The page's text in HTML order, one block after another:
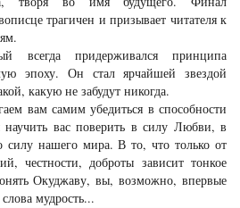
трагичен и призывает читателя к
всегда придерживался принципа
эпоху. Он стал ярчайшей звездой
какую не забудут никогда.
вам самим убедиться в способности
вас поверить в силу Любви, в
силу нашего мира. В то, что только от
честности, доброты зависит тонкое
Окуджаву, вы, возможно, впервые
мудрость...